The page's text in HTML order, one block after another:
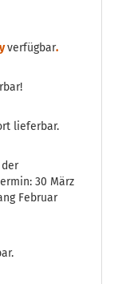
verfügbar.
lieferbar.
30 März
Februar